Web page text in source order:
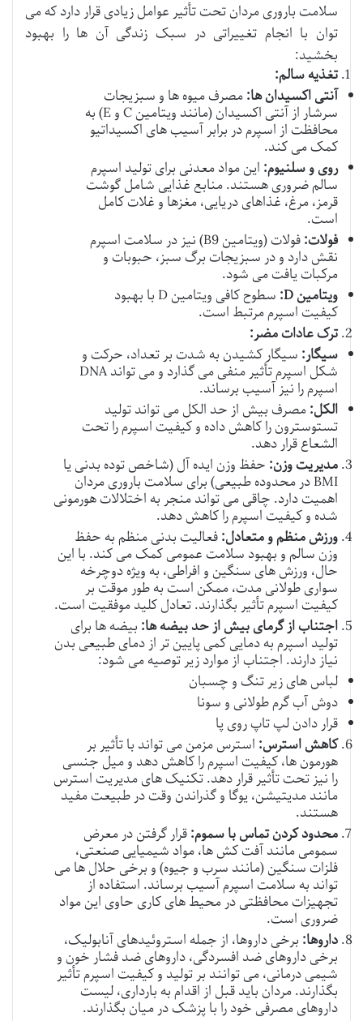
سلامت باروری مردان تحت تأثیر عوامل زیادی قرار دارد که می
توان با انجام تغییراتی در سبک زندگی آن ها را بهبود
بخشید:
تغذیه سالم:
آنتی اکسیدان ها:مصرف میوه ها و سبزیجات
سرشار از آنتی اکسیدان (مانند ویتامین C و E) به
محافظت از اسپرم در برابر آسیب های اکسیداتیو
کمک می کند.
روی و سلنیوم: این مواد معدنی برای تولید اسپرم
سالم ضروری هستند. منابع غذایی شامل گوشت
قرمز، مرغ، غذاهای دریایی، مغزها و غلات کامل
است.
فولات:
فولات (ویتامین B9) نیز در سلامت اسپرم
نقش دارد و در سبزیجات برگ سبز، حبوبات و
مرکبات یافت می شود.
ویتامین D:
سطوح کافی ویتامین D با بهبود
کیفیت اسپرم مرتبط است.
ترک عادات مضر:
سیگار: سیگار کشیدن به شدت بر تعداد، حرکت و
شکل اسپرم تأثیر منفی می گذارد و می تواند DNA
اسپرم را نیز آسیب برساند.
الکل:مصرف بیش از حد الکل می تواند تولید
تستوسترون را کاهش داده و کیفیت اسپرم را تحت
الشعاع قرار دهد.
مدیریت وزن: حفظ وزن ایده آل (شاخص توده بدنی یا
BMI در محدوده طبیعی) برای سلامت باروری مردان
اهمیت دارد. چاقی می تواند منجر به اختلالات هورمونی
شده و کیفیت اسپرم را کاهش دهد.
ورزش منظم و متعادل:فعالیت بدنی منظم به حفظ
وزن سالم و بهبود سلامت عمومی کمک می کند. با این
حال، ورزش های سنگین و افراطی، به ویژه دوچرخه
سواری طولانی مدت، ممکن است به طور موقت بر
کیفیت اسپرم تأثیر بگذارند. تعادل کلید موفقیت است.
اجتناب از گرمای بیش از حد بیضه ها: بیضه ها برای
تولید اسپرم به دمایی کمی پایین تر از دمای طبیعی بدن
نیاز دارند. اجتناب از موارد زیر توصیه می شود:
لباس های زیر تنگ و چسبان
دوش آب گرم طولانی و سونا
قرار دادن لپ تاپ روی پا
کاهش استرس: استرس مزمن می تواند با تأثیر بر
هورمون ها، کیفیت اسپرم را کاهش دهد و میل جنسی
را نیز تحت تأثیر قرار دهد. تکنیک های مدیریت استرس
مانند مدیتیشن، یوگا و گذراندن وقت در طبیعت مفید
هستند.
محدود کردن تماس با سموم:قرار گرفتن در معرض
سمومی مانند آفت کش ها، مواد شیمیایی صنعتی،
فلزات سنگین (مانند سرب و جیوه) و برخی حلال ها می
تواند به سلامت اسپرم آسیب برساند. استفاده از
تجهیزات محافظتی در محیط های کاری حاوی این مواد
ضروری است.
داروها: برخی داروها، از جمله استروئیدهای آنابولیک،
برخی داروهای ضد افسردگی، داروهای ضد فشار خون و
شیمی درمانی، می توانند بر تولید و کیفیت اسپرم تأثیر
بگذارند. مردان باید قبل از اقدام به بارداری، لیست
داروهای مصرفی خود را با پزشک در میان بگذارند.